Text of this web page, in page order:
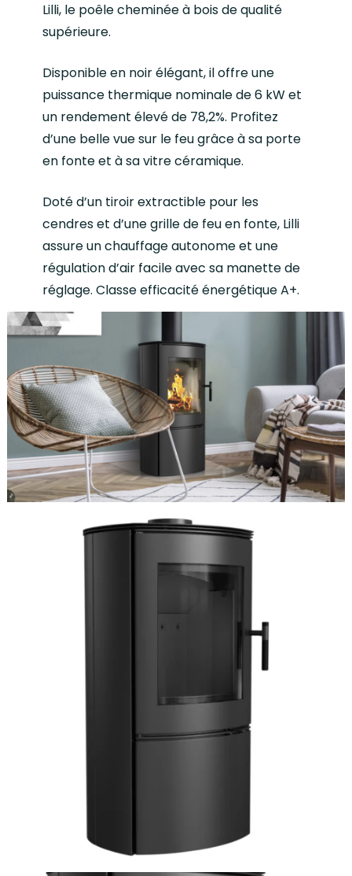
Lilli, le poêle cheminée à bois de qualité
supérieure.
Disponible en noir élégant, il offre une
puissance thermique nominale de 6 kW et
un rendement élevé de 78,2%. Profitez
d’une belle vue sur le feu grâce à sa porte
en fonte et à sa vitre céramique.
Doté d’un tiroir extractible pour les
cendres et d’une grille de feu en fonte, Lilli
assure un chauffage autonome et une
régulation d’air facile avec sa manette de
réglage. Classe efficacité énergétique A+.